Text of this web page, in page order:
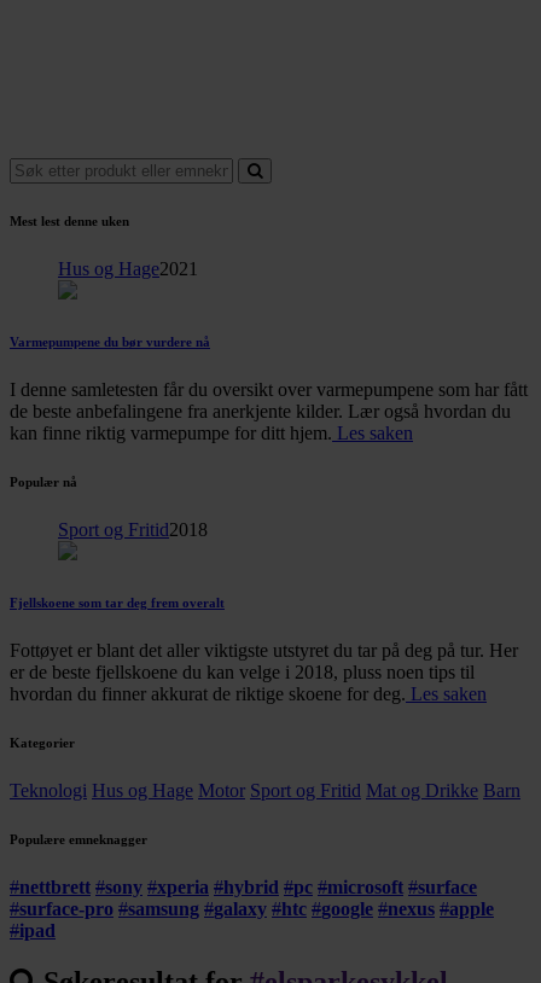
Mest lest denne uken
Hus og Hage2021
Varmepumpene du bør vurdere nå
I denne samletesten får du oversikt over varmepumpene som har fått
de beste anbefalingene fra anerkjente kilder. Lær også hvordan du
kan finne riktig varmepumpe for ditt hjem. Les saken
Populær nå
Sport og Fritid2018
Fjellskoene som tar deg frem overalt
Fottøyet er blant det aller viktigste utstyret du tar på deg på tur. Her
er de beste fjellskoene du kan velge i 2018, pluss noen tips til
hvordan du finner akkurat de riktige skoene for deg. Les saken
Kategorier
Teknologi Hus og Hage Motor Sport og Fritid Mat og Drikke Barn
Populære emneknagger
#nettbrett #sony #xperia #hybrid #pc #microsoft #surface
#surface-pro #samsung #galaxy #htc #google #nexus #apple
#ipad